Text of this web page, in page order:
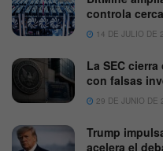
controla
14 DE JULIO DE
La SEC
con falsas
29 DE JUNIO DE
Trump
acelera el